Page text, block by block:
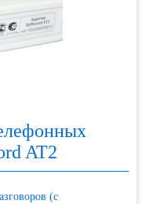
AT2
(с